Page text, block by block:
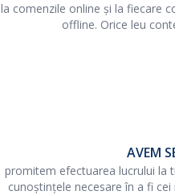
la comenzile online și la fiecare
offline. Orice leu
AVEM
promitem efectuarea lucrului la
cunoștințele necesare în a fi